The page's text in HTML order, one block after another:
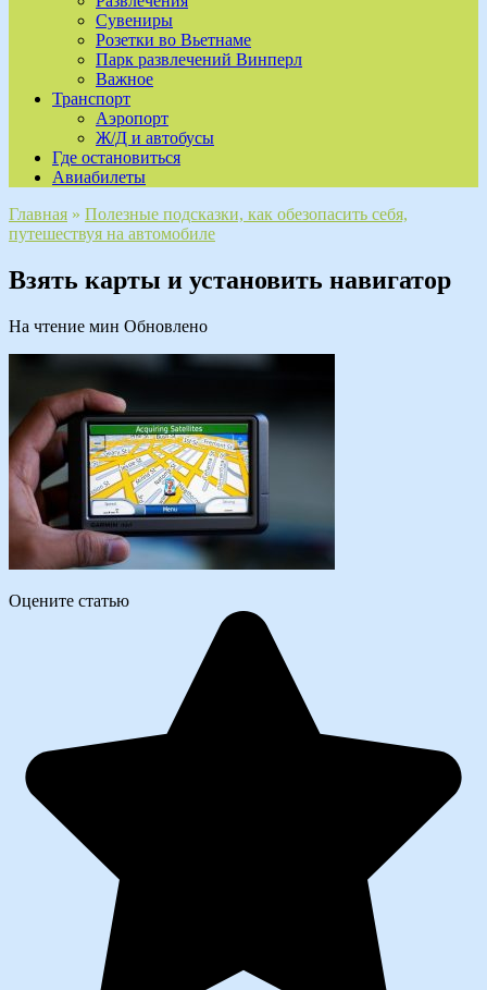
Сувениры
Розетки во Вьетнаме
Парк развлечений Винперл
Важное
Транспорт
Аэропорт
Ж/Д и автобусы
Где остановиться
Авиабилеты
Главная » Полезные подсказки, как обезопасить себя,
путешествуя на автомобиле
Взять карты и установить навигатор
На чтение мин Обновлено
Оцените статью